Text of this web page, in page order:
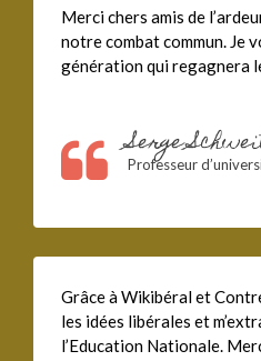
Merci chers amis de
notre combat commun. Je
génération qui regagnera
Serge
Professeur
Grâce à Wikibéral et
les idées libérales et
l’Education Nationale.